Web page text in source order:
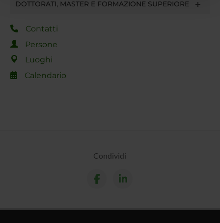
con altre informazioni che hai fornito loro o che hanno
DOTTORATI, MASTER E FORMAZIONE SUPERIORE
Contatti
Persone
Luoghi
Calendario
Condividi